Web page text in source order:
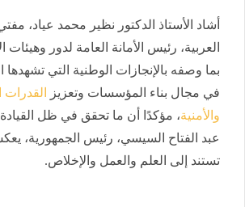
أشاد الأستاذ الدكتور نظير محمد عياد،
العربية، رئيس الأمانة العامة لدور وهيئات
بما وصفه بالإنجازات الوطنية التي تشهدها
في مجال بناء المؤسسات وتعزيز
والأمنية، مؤكدًا أن ما تحقق في ظل
عبد الفتاح السيسي، رئيس الجمهورية،
تستند إلى العلم والعمل والإخلاص.